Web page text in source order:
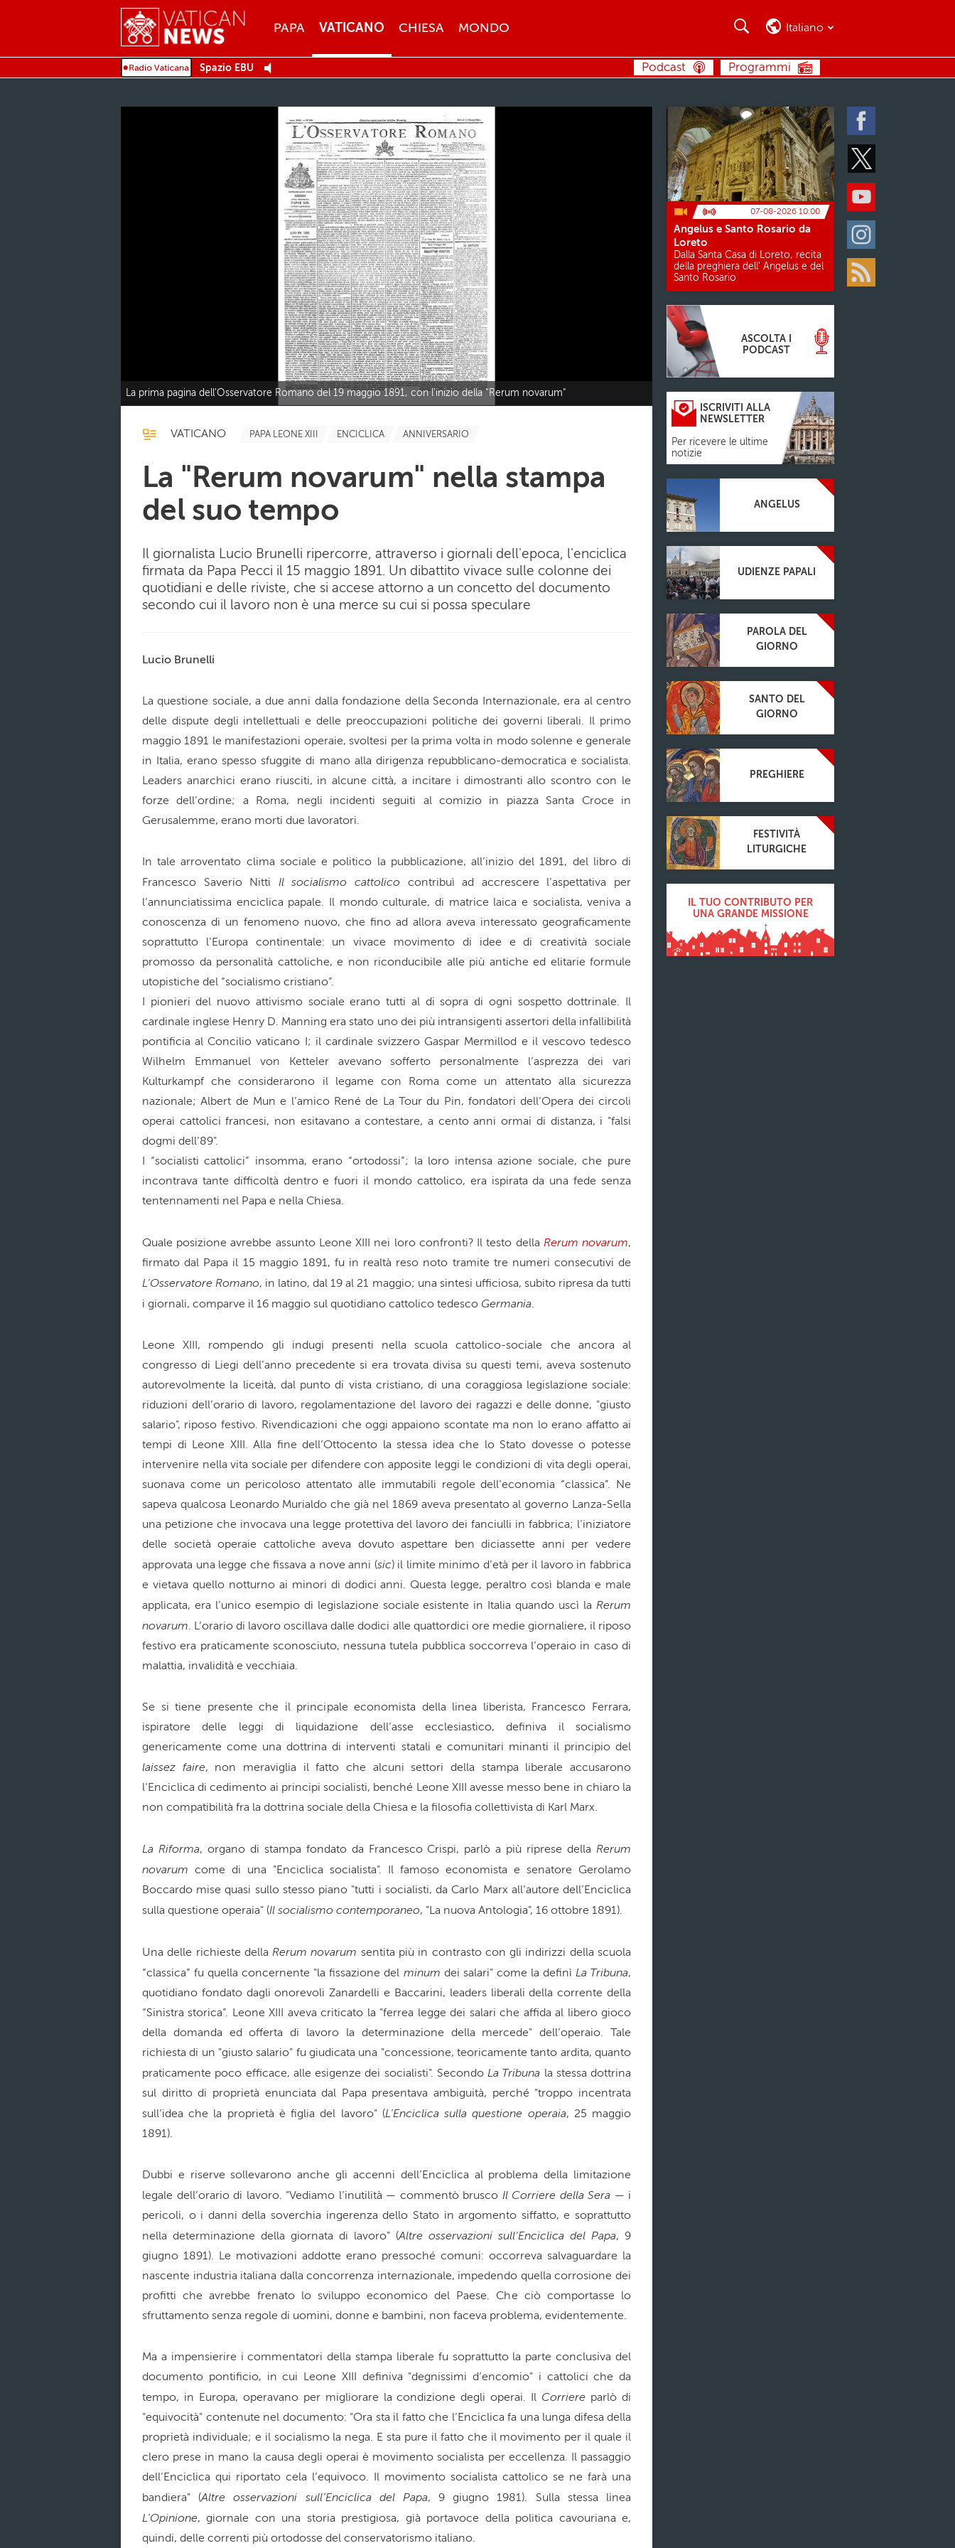
MENU
PAPA VATICANO CHIESA MONDO
Twitter
Youtube
Instagram
Rss
CERCA Italiano
Spazio EBU Programmi
Podcast
La prima pagina dell'Osservatore Romano del 19 maggio 1891, con l'inizio della "Rerum novarum"
VATICANO PAPA LEONE XIII ENCICLICA ANNIVERSARIO
La "Rerum novarum" nella stampa
del suo tempo
Il giornalista Lucio Brunelli ripercorre, attraverso i giornali dell'epoca, l'enciclica
firmata da Papa Pecci il 15 maggio 1891. Un dibattito vivace sulle colonne dei
quotidiani e delle riviste, che si accese attorno a un concetto del documento
secondo cui il lavoro non è una merce su cui si possa speculare
Lucio Brunelli
La questione sociale, a due anni dalla fondazione della Seconda Internazionale, era al centro
delle dispute degli intellettuali e delle preoccupazioni politiche dei governi liberali. Il primo
maggio 1891 le manifestazioni operaie, svoltesi per la prima volta in modo solenne e generale
in Italia, erano spesso sfuggite di mano alla dirigenza repubblicano-democratica e socialista.
Leaders anarchici erano riusciti, in alcune città, a incitare i dimostranti allo scontro con le
forze dell’ordine; a Roma, negli incidenti seguiti al comizio in piazza Santa Croce in
Gerusalemme, erano morti due lavoratori.
In tale arroventato clima sociale e politico la pubblicazione, all’inizio del 1891, del libro di
Francesco Saverio Nitti Il socialismo cattolico contribuì ad accrescere l’aspettativa per
l’annunciatissima enciclica papale. Il mondo culturale, di matrice laica e socialista, veniva a
conoscenza di un fenomeno nuovo, che fino ad allora aveva interessato geograficamente
soprattutto l’Europa continentale: un vivace movimento di idee e di creatività sociale
promosso da personalità cattoliche, e non riconducibile alle più antiche ed elitarie formule
utopistiche del “socialismo cristiano”.
I pionieri del nuovo attivismo sociale erano tutti al di sopra di ogni sospetto dottrinale. Il
cardinale inglese Henry D. Manning era stato uno dei più intransigenti assertori della infallibilità
pontificia al Concilio vaticano I; il cardinale svizzero Gaspar Mermillod e il vescovo tedesco
Wilhelm Emmanuel von Ketteler avevano sofferto personalmente l’asprezza dei vari
Kulturkampf che considerarono il legame con Roma come un attentato alla sicurezza
nazionale; Albert de Mun e l’amico René de La Tour du Pin, fondatori dell’Opera dei circoli
operai cattolici francesi, non esitavano a contestare, a cento anni ormai di distanza, i "falsi
dogmi dell’89".
I “socialisti cattolici” insomma, erano “ortodossi”; la loro intensa azione sociale, che pure
incontrava tante difficoltà dentro e fuori il mondo cattolico, era ispirata da una fede senza
tentennamenti nel Papa e nella Chiesa.
Quale posizione avrebbe assunto Leone XIII nei loro confronti? Il testo della Rerum novarum,
firmato dal Papa il 15 maggio 1891, fu in realtà reso noto tramite tre numeri consecutivi de
L’Osservatore Romano, in latino, dal 19 al 21 maggio; una sintesi ufficiosa, subito ripresa da tutti
i giornali, comparve il 16 maggio sul quotidiano cattolico tedesco Germania.
Leone XIII, rompendo gli indugi presenti nella scuola cattolico-sociale che ancora al
congresso di Liegi dell’anno precedente si era trovata divisa su questi temi, aveva sostenuto
autorevolmente la liceità, dal punto di vista cristiano, di una coraggiosa legislazione sociale:
riduzioni dell’orario di lavoro, regolamentazione del lavoro dei ragazzi e delle donne, "giusto
salario", riposo festivo. Rivendicazioni che oggi appaiono scontate ma non lo erano affatto ai
tempi di Leone XIII. Alla fine dell’Ottocento la stessa idea che lo Stato dovesse o potesse
intervenire nella vita sociale per difendere con apposite leggi le condizioni di vita degli operai,
suonava come un pericoloso attentato alle immutabili regole dell’economia “classica”. Ne
sapeva qualcosa Leonardo Murialdo che già nel 1869 aveva presentato al governo Lanza-Sella
una petizione che invocava una legge protettiva del lavoro dei fanciulli in fabbrica; l’iniziatore
delle società operaie cattoliche aveva dovuto aspettare ben diciassette anni per vedere
approvata una legge che fissava a nove anni (sic) il limite minimo d’età per il lavoro in fabbrica
e vietava quello notturno ai minori di dodici anni. Questa legge, peraltro così blanda e male
applicata, era l’unico esempio di legislazione sociale esistente in Italia quando uscì la Rerum
novarum. L’orario di lavoro oscillava dalle dodici alle quattordici ore medie giornaliere, il riposo
festivo era praticamente sconosciuto, nessuna tutela pubblica soccorreva l’operaio in caso di
malattia, invalidità e vecchiaia.
Se si tiene presente che il principale economista della linea liberista, Francesco Ferrara,
ispiratore delle leggi di liquidazione dell’asse ecclesiastico, definiva il socialismo
genericamente come una dottrina di interventi statali e comunitari minanti il principio del
laissez faire, non meraviglia il fatto che alcuni settori della stampa liberale accusarono
l’Enciclica di cedimento ai principi socialisti, benché Leone XIII avesse messo bene in chiaro la
non compatibilità fra la dottrina sociale della Chiesa e la filosofia collettivista di Karl Marx.
La Riforma, organo di stampa fondato da Francesco Crispi, parlò a più riprese dellaRerum
novarum come di una "Enciclica socialista". Il famoso economista e senatore Gerolamo
Boccardo mise quasi sullo stesso piano "tutti i socialisti, da Carlo Marx all’autore dell’Enciclica
sulla questione operaia" (Il socialismo contemporaneo, "La nuova Antologia", 16 ottobre 1891).
Una delle richieste dellaRerum novarum sentita più in contrasto con gli indirizzi della scuola
“classica” fu quella concernente "la fissazione del minum dei salari" come la definì La Tribuna,
quotidiano fondato dagli onorevoli Zanardelli e Baccarini, leaders liberali della corrente della
“Sinistra storica”. Leone XIII aveva criticato la "ferrea legge dei salari che affida al libero gioco
della domanda ed offerta di lavoro la determinazione della mercede" dell’operaio. Tale
richiesta di un "giusto salario" fu giudicata una "concessione, teoricamente tanto ardita, quanto
praticamente poco efficace, alle esigenze dei socialisti". Secondo La Tribuna la stessa dottrina
sul diritto di proprietà enunciata dal Papa presentava ambiguità, perché "troppo incentrata
sull’idea che la proprietà è figlia del lavoro" (L’Enciclica sulla questione operaia, 25 maggio
1891).
Dubbi e riserve sollevarono anche gli accenni dell’Enciclica al problema della limitazione
legale dell’orario di lavoro. "Vediamo l’inutilità — commentò brusco Il Corriere della Sera — i
pericoli, o i danni della soverchia ingerenza dello Stato in argomento siffatto, e soprattutto
nella determinazione della giornata di lavoro" (Altre osservazioni sull’Enciclica del Papa, 9
giugno 1891). Le motivazioni addotte erano pressoché comuni: occorreva salvaguardare la
nascente industria italiana dalla concorrenza internazionale, impedendo quella corrosione dei
profitti che avrebbe frenato lo sviluppo economico del Paese. Che ciò comportasse lo
sfruttamento senza regole di uomini, donne e bambini, non faceva problema, evidentemente.
Ma a impensierire i commentatori della stampa liberale fu soprattutto la parte conclusiva del
documento pontificio, in cui Leone XIII definiva "degnissimi d’encomio" i cattolici che da
tempo, in Europa, operavano per migliorare la condizione degli operai. Il Corriere parlò di
"equivocità" contenute nel documento: "Ora sta il fatto che l’Enciclica fa una lunga difesa della
proprietà individuale; e il socialismo la nega. E sta pure il fatto che il movimento per il quale il
clero prese in mano la causa degli operai è movimento socialista per eccellenza. Il passaggio
dell’Enciclica qui riportato cela l’equivoco. Il movimento socialista cattolico se ne farà una
bandiera" (Altre osservazioni sull’Enciclica del Papa, 9 giugno 1981). Sulla stessa linea
L’Opinione, giornale con una storia prestigiosa, già portavoce della politica cavouriana e,
quindi, delle correnti più ortodosse del conservatorismo italiano.
07-08-2026 10:00
Angelus e Santo Rosario da
Loreto
Dalla Santa Casa di Loreto, recita
della preghiera dell' Angelus e del
Santo Rosario
ASCOLTA I
PODCAST
ISCRIVITI ALLA
NEWSLETTER
Per ricevere le ultime
notizie
ANGELUS
UDIENZE PAPALI
PAROLA DEL
GIORNO
SANTO DEL
GIORNO
PREGHIERE
FESTIVITÀ
LITURGICHE
IL TUO CONTRIBUTO PER
UNA GRANDE MISSIONE